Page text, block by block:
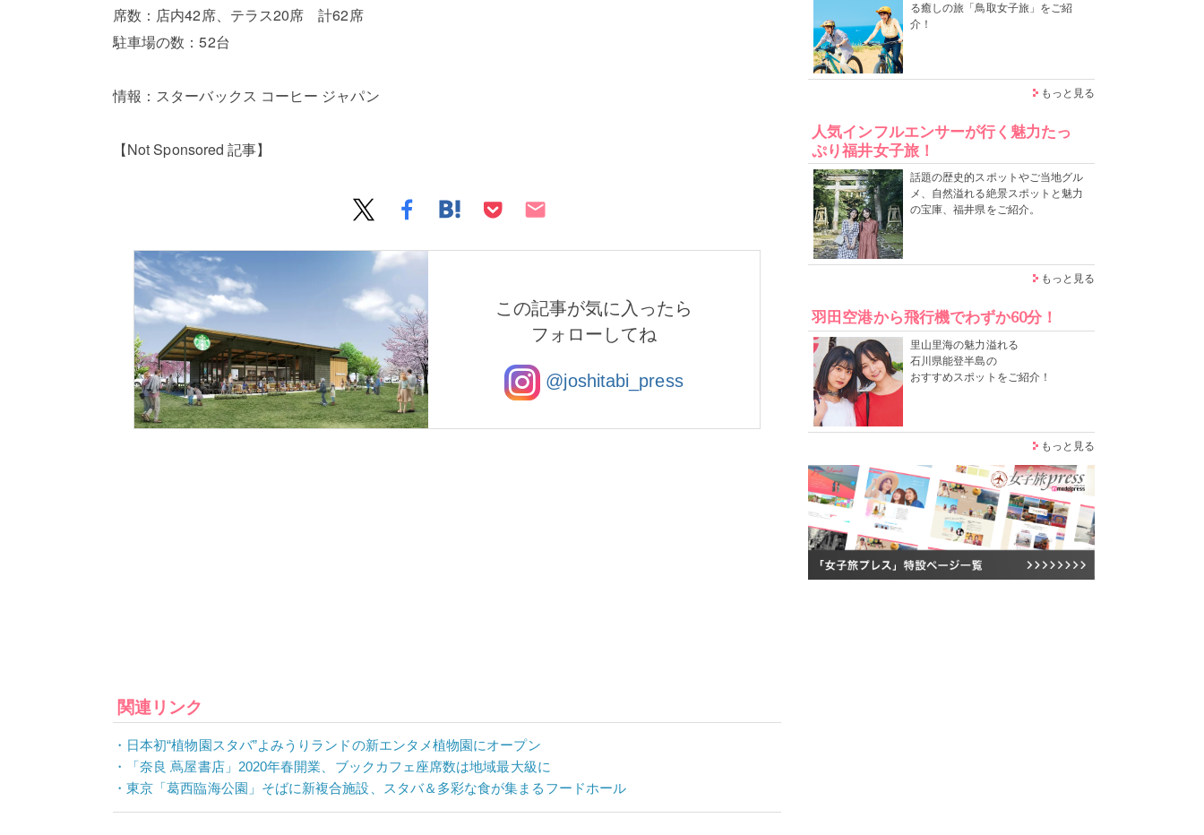
席数：店内42席、テラス20席 計62席
駐車場の数：52台
情報：スターバックス コーヒー ジャパン
【Not Sponsored 記事】
この記事が気に入ったら
フォローしてね
@joshitabi_press
関連リンク
日本初“植物園スタバ”よみうりランドの新エンタメ植物園にオープン
「奈良 蔦屋書店」2020年春開業、ブックカフェ座席数は地域最大級に
東京「葛西臨海公園」そばに新複合施設、スタバ＆多彩な食が集まるフードホール
る癒しの旅「鳥取女子旅」をご紹
介！
もっと見る
人気インフルエンサーが行く魅力たっ
ぷり福井女子旅！
話題の歴史的スポットやご当地グル
メ、自然溢れる絶景スポットと魅力
の宝庫、福井県をご紹介。
もっと見る
羽田空港から飛行機でわずか60分！
里山里海の魅力溢れる
石川県能登半島の
おすすめスポットをご紹介！
もっと見る